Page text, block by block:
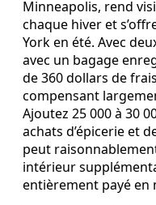
Minneapolis, rend
chaque hiver et
York en été. Avec
avec un bagage
de 360 dollars de
compensant
Ajoutez 25 000 à 30
achats d’épicerie et
peut
intérieur
entièrement payé en